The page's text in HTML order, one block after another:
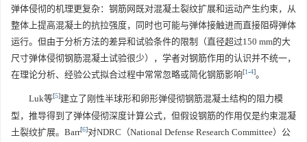
弹体侵彻的机理更复杂：钢筋网既对混凝土裂纹扩展和运动产生约束，从
整体上提高混凝土的抗拉强度，同时也可能与弹体接触进而直接阻碍弹体
运行。但由于分析方法的差异和试验条件的限制（直径超过150 mm的大
尺寸弹体侵彻钢筋混凝土试验很少），学者对钢筋作用的认识并不统一，
在理论分析、经验公式拟合过程中常常忽略或简化钢筋影响[1-4]。
Luk等[5]建立了刚性半球形和卵形弹侵彻钢筋混凝土结构的阻力模
型，推导得到了弹体侵彻深度计算公式，但假设钢筋的作用仅是约束混凝
土裂纹扩展。Barr[6]对NDRC（National Defense Research Committee）公